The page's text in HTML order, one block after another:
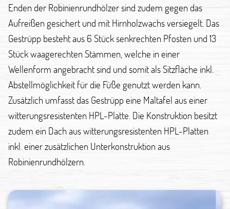
Enden der Robinienrundhölzer sind zudem gegen das
Aufreißen gesichert und mit Hirnholzwachs versiegelt. Das
Gestrüpp besteht aus 6 Stück senkrechten Pfosten und 13
Stück waagerechten Stämmen, welche in einer
Wellenform angebracht sind und somit als Sitzfläche inkl.
Abstellmöglichkeit für die Füße genutzt werden kann.
Zusätzlich umfasst das Gestrüpp eine Maltafel aus einer
witterungsresistenten HPL-Platte. Die Konstruktion besitzt
zudem ein Dach aus witterungsresistenten HPL-Platten
inkl. einer zusätzlichen Unterkonstruktion aus
Robinienrundhölzern.